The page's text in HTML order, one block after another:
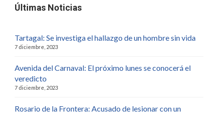
Últimas Noticias
Tartagal: Se investiga el hallazgo de un hombre sin vida
7 diciembre, 2023
Avenida del Carnaval: El próximo lunes se conocerá el
veredicto
7 diciembre, 2023
Rosario de la Frontera: Acusado de lesionar con un